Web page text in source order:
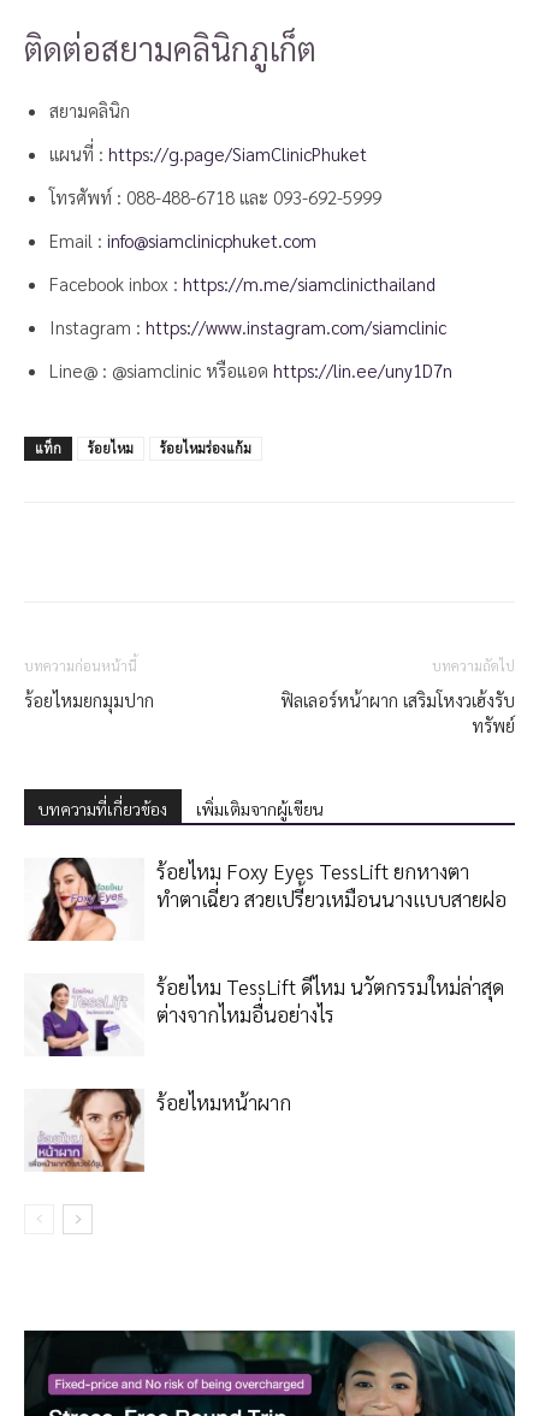
ติดต่อสยามคลินิกภูเก็ต
สยามคลินิก
แผนที่ : https://g.page/SiamClinicPhuket
โทรศัพท์ : 088-488-6718 และ 093-692-5999
Email : info@siamclinicphuket.com
Facebook inbox : https://m.me/siamclinicthailand
Instagram : https://www.instagram.com/siamclinic
Line@ : @siamclinic หรือแอด https://lin.ee/uny1D7n
แท็ก ร้อยไหม ร้อยไหมร่องแก้ม
บทความก่อนหน้านี้
ร้อยไหมยกมุมปาก
บทความถัดไป
ฟิลเลอร์หน้าผาก เสริมโหงวเฮ้งรับ
ทรัพย์
บทความที่เกี่ยวข้อง เพิ่มเติมจากผู้เขียน
ร้อยไหม Foxy Eyes TessLift ยกหางตา
ทำตาเฉี่ยว สวยเปรี้ยวเหมือนนางแบบสายฝอ
ร้อยไหม TessLift ดีไหม นวัตกรรมใหม่ล่าสุด
ต่างจากไหมอื่นอย่างไร
ร้อยไหมหน้าผาก